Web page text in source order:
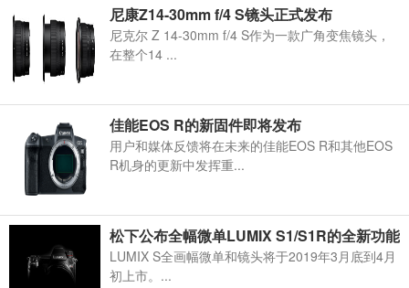
尼康Z14-30mm f/4 S镜头正式发布
尼克尔 Z 14-30mm f/4 S作为一款广角变焦镜头，
在整个14 ...
佳能EOS R的新固件即将发布
用户和媒体反馈将在未来的佳能EOS R和其他EOS
R机身的更新中发挥重...
松下公布全幅微单LUMIX S1/S1R的全新功能
LUMIX S全画幅微单和镜头将于2019年3月底到4月
初上市。​...